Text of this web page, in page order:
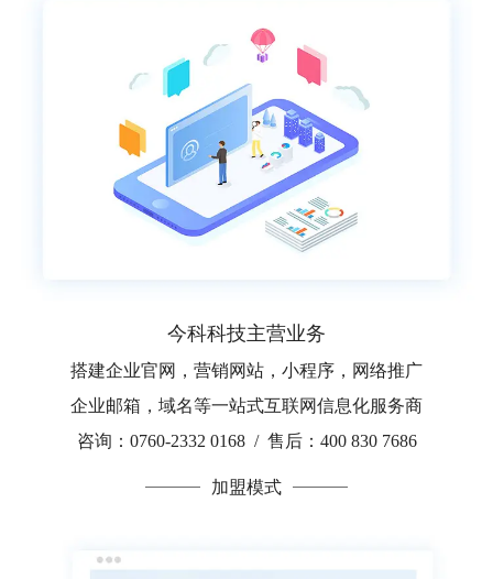
今科科技主营业务
搭建企业官网，营销网站，小程序，网络推广
企业邮箱，域名等一站式互联网信息化服务商
咨询：0760-2332 0168 / 售后：400 830 7686
加盟模式